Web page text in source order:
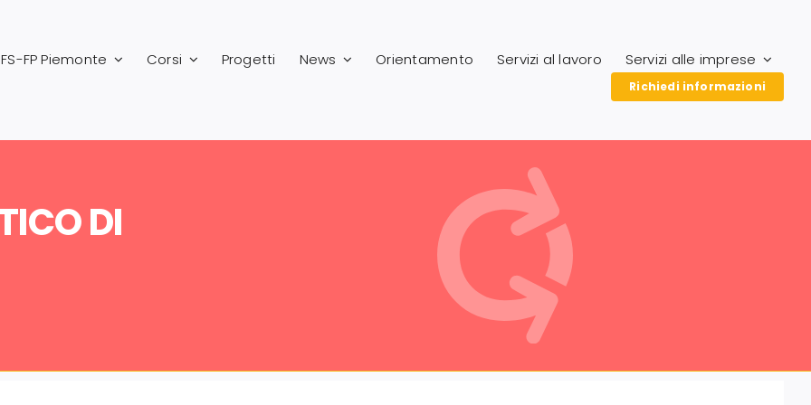
FP Piemonte Corsi Progetti News Orientamento Servizi al lavoro Servizi alle imprese
Richiedi informazioni
DI